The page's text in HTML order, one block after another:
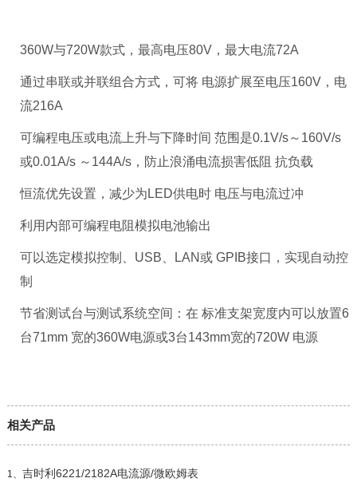
360W与720W款式，最高电压80V，最大电流72A
通过串联或并联组合方式，可将 电源扩展至电压160V，电
流216A
可编程电压或电流上升与下降时间 范围是0.1V/s～160V/s
或0.01A/s ～144A/s，防止浪涌电流损害低阻 抗负载
恒流优先设置，减少为LED供电时 电压与电流过冲
利用内部可编程电阻模拟电池输出
可以选定模拟控制、USB、LAN或 GPIB接口，实现自动控
制
节省测试台与测试系统空间：在 标准支架宽度内可以放置6
台71mm 宽的360W电源或3台143mm宽的720W 电源
相关产品
1、 吉时利6221/2182A电流源/微欧姆表